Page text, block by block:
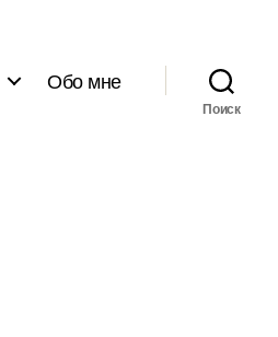
Обо мне
Поиск